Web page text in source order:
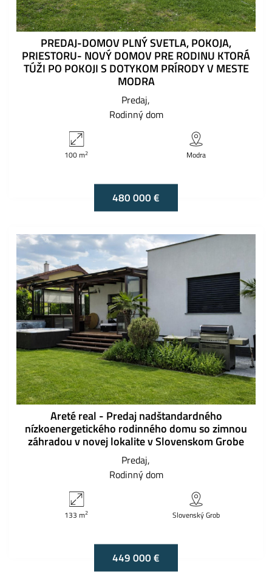
PREDAJ-DOMOV PLNÝ SVETLA, POKOJA,
PRIESTORU- NOVÝ DOMOV PRE RODINU KTORÁ
TÚŽI PO POKOJI S DOTYKOM PRÍRODY V MESTE
MODRA
Predaj
Rodinný dom
100 m2 Modra
480 000 €
Areté real - Predaj nadštandardného
nízkoenergetického rodinného domu so zimnou
záhradou v novej lokalite v Slovenskom Grobe
Predaj
Rodinný dom
133 m2 Slovenský Grob
449 000 €